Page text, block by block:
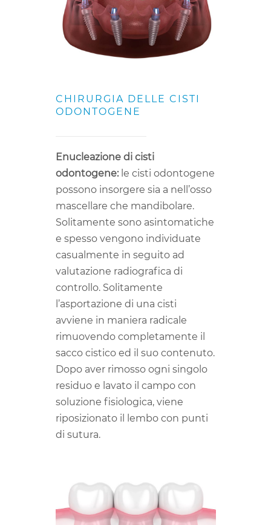
CHIRURGIA DELLE CISTI
ODONTOGENE
Enucleazione di cisti
odontogene: le cisti odontogene
possono insorgere sia a nell’osso
mascellare che mandibolare.
Solitamente sono asintomatiche
e spesso vengono individuate
casualmente in seguito ad
valutazione radiografica di
controllo. Solitamente
l’asportazione di una cisti
avviene in maniera radicale
rimuovendo completamente il
sacco cistico ed il suo contenuto.
Dopo aver rimosso ogni singolo
residuo e lavato il campo con
soluzione fisiologica, viene
riposizionato il lembo con punti
di sutura.